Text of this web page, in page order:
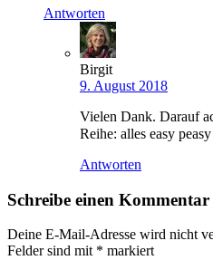
Antworten
Birgit
9. August 2018
Vielen Dank. Darauf
Reihe: alles easy
Antworten
Schreibe einen Kommentar
Deine E-Mail-Adresse wird nicht
Felder sind mit * markiert